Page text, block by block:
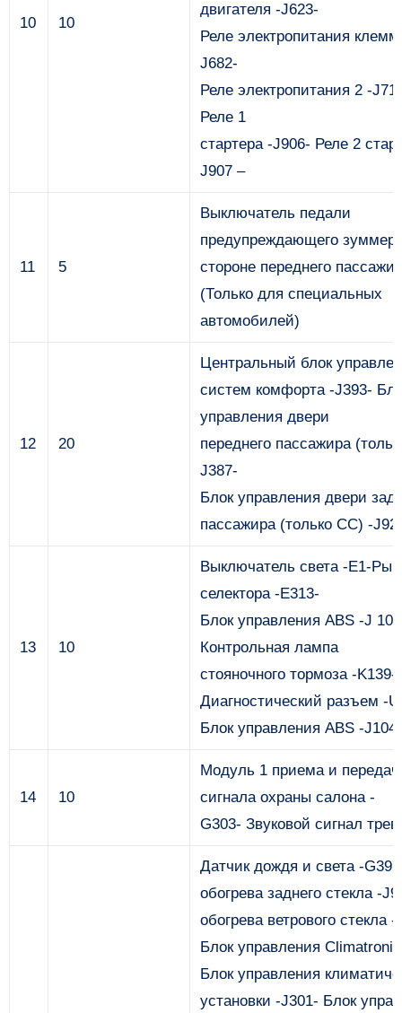
10 10
двигателя -J623-
Реле электропитания
J682-
Реле электропитания 2 -
Реле 1
стартера -J906- Реле 2
J907 –
11 5
Выключатель педали
предупреждающего
стороне переднего
(Только для специальных
автомобилей)
12 20
Центральный блок
систем комфорта -J393-
управления двери
переднего пассажира
J387-
Блок управления двери
пассажира (только CC) -
13 10
Выключатель света -E1-
селектора -E313-
Блок управления ABS -J
Контрольная лампа
стояночного тормоза -K139-
Диагностический разъем -
Блок управления ABS -
14 10
Модуль 1 приема и
сигнала охраны салона -
G303- Звуковой сигнал
Датчик дождя и света -
обогрева заднего стекла -
обогрева ветрового стекла -
Блок управления
Блок управления
установки -J301- Блок